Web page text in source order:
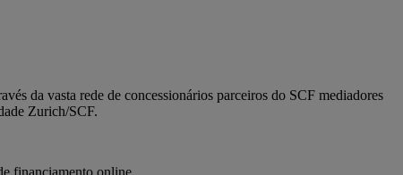
da vasta rede de concessionários parceiros do SCF mediadores
Zurich/SCF.